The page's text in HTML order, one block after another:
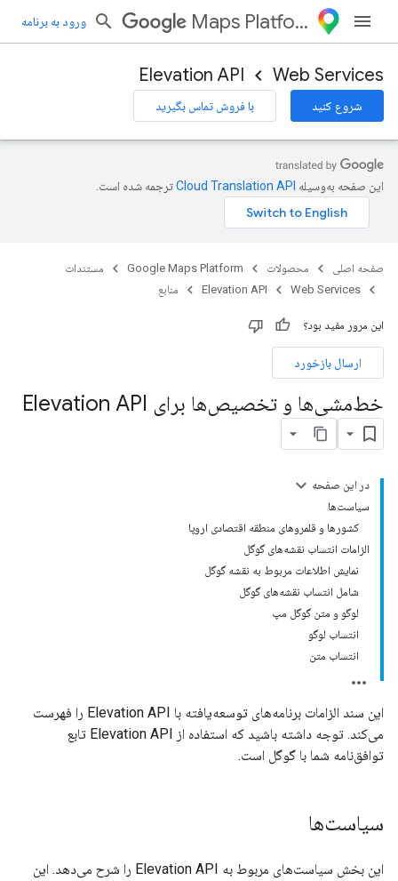
Maps Platform ورود به برنامه
Web Services
Elevation API
شروع کنید با فروش تماس بگیرید
این صفحه به‌وسیله ترجمه شده است.
صفحه اصلی محصولات Google Maps Platform
مستندات
Web Services
Elevation API منابع
این مرور مفید بود؟
ارسال بازخورد
خط‌مشی‌ها و تخصیص‌ها برای Elevation API
در این صفحه
سیاست‌ها
کشورها و قلمروهای منطقه اقتصادی اروپا
الزامات انتساب نقشه‌های گوگل
نمایش اطلاعات مربوط به نقشه گوگل
شامل انتساب نقشه‌های گوگل
لوگو و متن گوگل مپ
انتساب لوگو
انتساب متن
این سند الزامات برنامه‌های توسعه‌یافته با Elevation API را فهرست
می‌کند. توجه داشته باشید که استفاده از Elevation API تابع
توافق‌نامه شما با گوگل است.
سیاست‌ها
این بخش سیاست‌های مربوط به Elevation API را شرح می‌دهد. این